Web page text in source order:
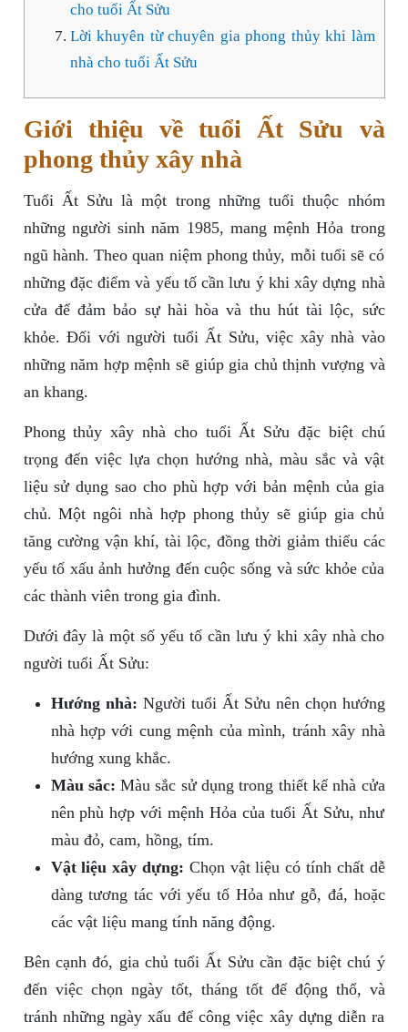
cho tuổi Ất Sửu
Lời khuyên từ chuyên gia phong thủy khi làm
nhà cho tuổi Ất Sửu
Giới thiệu về tuổi Ất Sửu và
phong thủy xây nhà
Tuổi Ất Sửu là một trong những tuổi thuộc nhóm
những người sinh năm 1985, mang mệnh Hỏa trong
ngũ hành. Theo quan niệm phong thủy, mỗi tuổi sẽ có
những đặc điểm và yếu tố cần lưu ý khi xây dựng nhà
cửa để đảm bảo sự hài hòa và thu hút tài lộc, sức
khỏe. Đối với người tuổi Ất Sửu, việc xây nhà vào
những năm hợp mệnh sẽ giúp gia chủ thịnh vượng và
an khang.
Phong thủy xây nhà cho tuổi Ất Sửu đặc biệt chú
trọng đến việc lựa chọn hướng nhà, màu sắc và vật
liệu sử dụng sao cho phù hợp với bản mệnh của gia
chủ. Một ngôi nhà hợp phong thủy sẽ giúp gia chủ
tăng cường vận khí, tài lộc, đồng thời giảm thiểu các
yếu tố xấu ảnh hưởng đến cuộc sống và sức khỏe của
các thành viên trong gia đình.
Dưới đây là một số yếu tố cần lưu ý khi xây nhà cho
người tuổi Ất Sửu:
Hướng nhà: Người tuổi Ất Sửu nên chọn hướng
nhà hợp với cung mệnh của mình, tránh xây nhà
hướng xung khắc.
Màu sắc: Màu sắc sử dụng trong thiết kế nhà cửa
nên phù hợp với mệnh Hỏa của tuổi Ất Sửu, như
màu đỏ, cam, hồng, tím.
Vật liệu xây dựng: Chọn vật liệu có tính chất dễ
dàng tương tác với yếu tố Hỏa như gỗ, đá, hoặc
các vật liệu mang tính năng động.
Bên cạnh đó, gia chủ tuổi Ất Sửu cần đặc biệt chú ý
đến việc chọn ngày tốt, tháng tốt để động thổ, và
tránh những ngày xấu để công việc xây dựng diễn ra